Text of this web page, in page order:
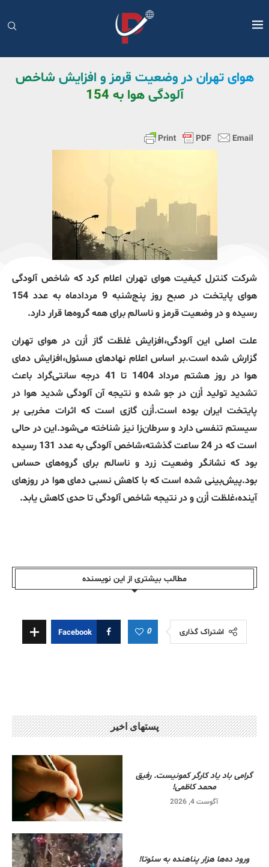
هوای تهران در وضعیت قرمز و افزایش شاخص
آلودگی هوا به 154
شرکت کنترل کیفیت هوای تهران اعلام کرد که شاخص آلودگی
هوای پایتخت در صبح روز پنج‌شنبه 9 مردادماه به عدد 154
رسیده و در وضعیت قرمز و ناسالم برای همه گروه‌ها قرار دارد.
علت اصلی این آلودگی،افزایش غلظت گاز اُزن در هوای تهران
گزارش شده است.بر اساس اعلام نهادهای مسئول،افزایش دمای
هوا در روز هشتم مرداد 1404 تا 41 درجه سانتی‌گراد باعث
تشدید تولید اُزن در جو شده و نتیجه آن آلودگی شدید هوا در
پایتخت ایران بوده است.اُزن گازی است که اثرات مخربی بر
سیستم تنفسی دارد و سرطان‌زا نیز شناخته می‌شود.این در حالی
است که در 24 ساعت گذشته،شاخص آلودگی به عدد 131 رسیده
بود که نشانگر وضعیت زرد و ناسالم برای گروه‌های حساس
بود.پیش‌بینی شده است که با کاهش نسبی دمای هوا در روزهای
آینده،غلظت اُزن و در نتیجه شاخص آلودگی تا حدی کاهش یابد.
مطالب بیشتری از این نویسندە
اشتراک گذاری 0
Facebook
پستهای اخیر
گرامی باد یاد کارگر کمونیست. رفیق
محمد کاظمی!
آگوست 4, 2026
ورود ده‌ها هزار پناهنده به سئوتا!